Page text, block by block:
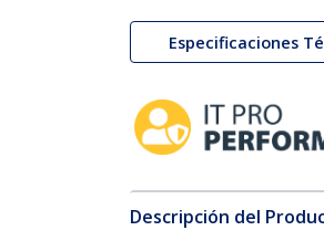
Especificaciones
Descripción del